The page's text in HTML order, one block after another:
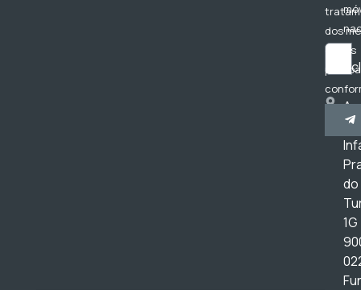
do
do
1G
dos
dados